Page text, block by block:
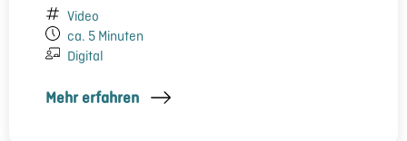
Video
ca. 5 Minuten
Digital
Mehr erfahren